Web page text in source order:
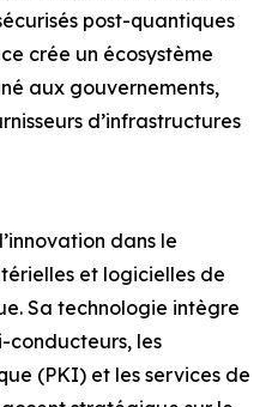
post-quantiques
crée un écosystème
aux gouvernements,
d’infrastructures
dans le
et logicielles de
Sa technologie intègre
conducteurs, les
(PKI) et les services de